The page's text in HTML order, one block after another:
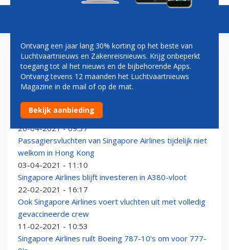
SINGAPORE AIRLINES
Vliegbubbel tussen Hongkong en Singapore start over
een maand
26-04-2021 - 09:37
Passagiersvluchten van Singapore Airlines tijdelijk niet
welkom in Hong Kong
03-04-2021 - 11:10
Singapore Airlines blijft investeren in A380-vloot
22-02-2021 - 16:17
Ook Singapore Airlines voert vluchten uit met volledig
gevaccineerde crew
11-02-2021 - 10:53
Singapore Airlines ruilt Boeing 787-10's om voor 777-
Ontvang een jaar lang 30% korting op het beste van
Luchtvaartnieuws en Zakenreisnieuws. Krijg onbeperkt
toegang tot al het nieuws en de bijbehorende Apps.
Ontvang tevens 12 maanden het Luchtvaartnieuws
Magazine in de mail of op de mat.
Bekijk aanbieding